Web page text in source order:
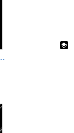
50 aniversario